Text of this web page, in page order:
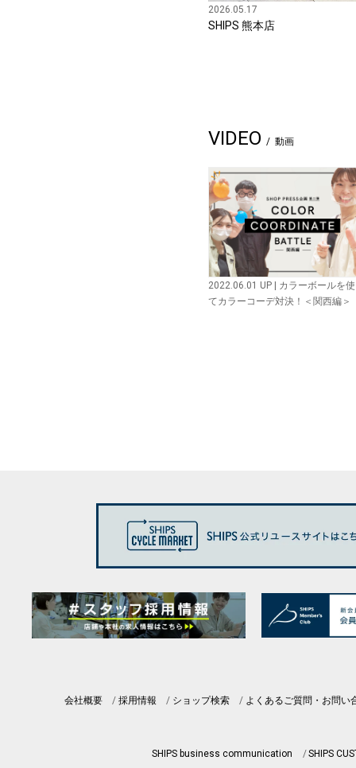
2026.05.17
SHIPS 熊本店
VIDEO 動画
2022.06.01 UP | カラーボールを
てカラーコーデ対決！＜関西編＞
会社概要 採用情報 ショップ検索 よくあるご質問・お問い
SHIPS business communication SHIPS